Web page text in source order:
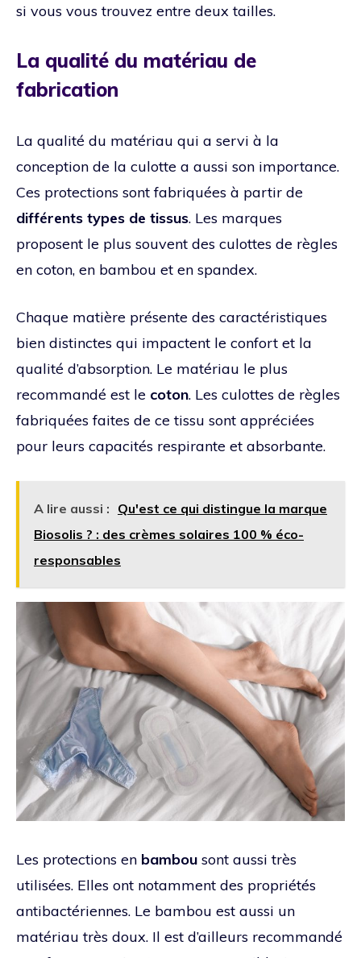
si vous vous trouvez entre deux tailles.
La qualité du matériau de
fabrication
La qualité du matériau qui a servi à la
conception de la culotte a aussi son importance.
Ces protections sont fabriquées à partir de
différents types de tissus. Les marques
proposent le plus souvent des culottes de règles
en coton, en bambou et en spandex.
Chaque matière présente des caractéristiques
bien distinctes qui impactent le confort et la
qualité d’absorption. Le matériau le plus
recommandé est le coton. Les culottes de règles
fabriquées faites de ce tissu sont appréciées
pour leurs capacités respirante et absorbante.
A lire aussi : Qu'est ce qui distingue la marque
Biosolis ? : des crèmes solaires 100 % éco-
responsables
Les protections en bambou sont aussi très
utilisées. Elles ont notamment des propriétés
antibactériennes. Le bambou est aussi un
matériau très doux. Il est d’ailleurs recommandé